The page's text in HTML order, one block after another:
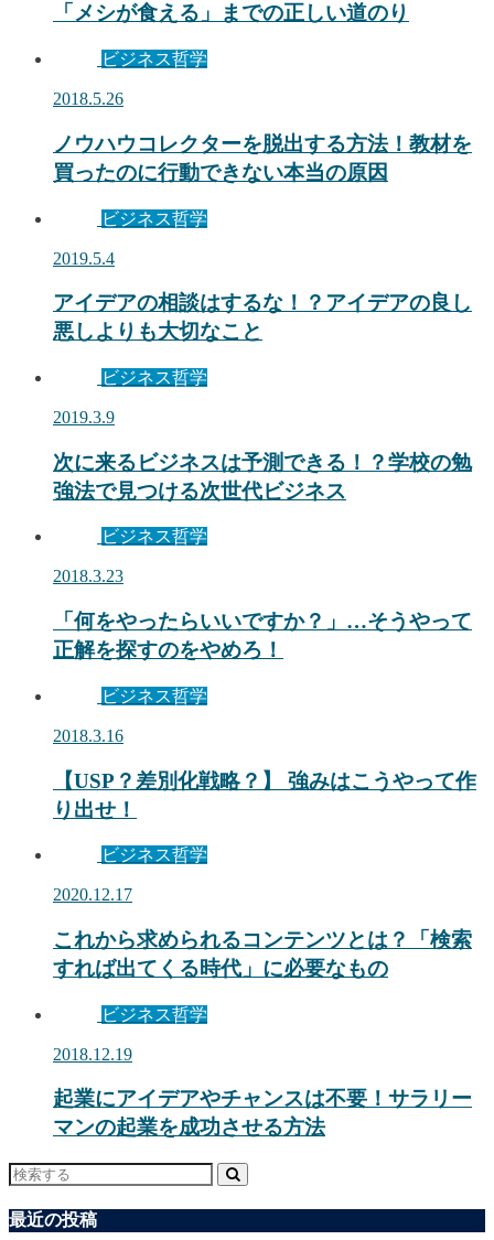
「メシが食える」までの正しい道のり
ビジネス哲学
2018.5.26
ノウハウコレクターを脱出する方法！教材を
買ったのに行動できない本当の原因
ビジネス哲学
2019.5.4
アイデアの相談はするな！？アイデアの良し
悪しよりも大切なこと
ビジネス哲学
2019.3.9
次に来るビジネスは予測できる！？学校の勉
強法で見つける次世代ビジネス
ビジネス哲学
2018.3.23
「何をやったらいいですか？」…そうやって
正解を探すのをやめろ！
ビジネス哲学
2018.3.16
【USP？差別化戦略？】 強みはこうやって作
り出せ！
ビジネス哲学
2020.12.17
これから求められるコンテンツとは？「検索
すれば出てくる時代」に必要なもの
ビジネス哲学
2018.12.19
起業にアイデアやチャンスは不要！サラリー
マンの起業を成功させる方法
最近の投稿